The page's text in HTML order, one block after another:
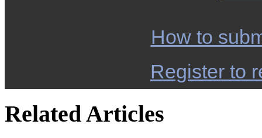
How to
Register to
Related Articles